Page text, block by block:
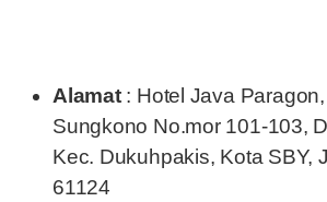
Alamat : Hotel Java
Sungkono No.mor 101-103,
Kec. Dukuhpakis, Kota SBY,
61124